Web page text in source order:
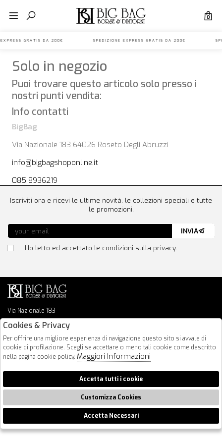
0
EXPRESS GRATIS DA 200€ SPEDIZIONE EXPRESS GRATIS DA 200€
Solo in negozio
Puoi trovare questo articolo solo presso i
nostri punti vendita:
Info contatti
BigBag
Via Nazionale 183 64026 Roseto Degli Abruzzi
info@bigbagshoponline.it
085 8936219
Via Nazionale 183
64026 Roseto Degli Abruzzi
info@bigbagshoponline.it
follow us
Iscriviti ora e ricevi le ultime novità, le collezioni speciali e tutte
le promozioni.
Ho letto ed accettato le condizioni sulla privacy.
INVIA
2026 BigBag - P.iva : 00916940679 Powered by
🍪
Cookies & Privacy
Per offrire una migliore esperienza di navigazione questo sito si avvale di
cookie di profilazione. Scegli se accettare o meno tali cookie come descritto
nella pagina cookie policy. Maggiori Informazioni
Accetta tutti i cookie
Customizza Cookies
Accetta Necessari